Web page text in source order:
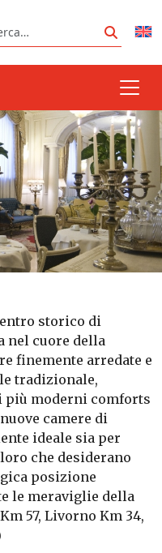
Cerca
storico di
nel cuore della
finemente arredate e
tradizionale,
più moderni comforts
camere di
ideale sia per
che desiderano
posizione
le meraviglie della
57, Livorno Km 34,